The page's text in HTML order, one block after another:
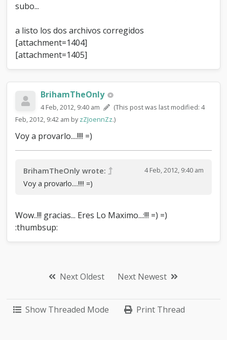
subo...
a listo los dos archivos corregidos
[attachment=1404]
[attachment=1405]
BrihamTheOnly
4 Feb, 2012, 9:40 am
(This post was last modified: 4
Feb, 2012, 9:42 am byzZJoennZz.)
Voy a provarlo....!!!! =)
4 Feb, 2012, 9:40 am
BrihamTheOnly wrote:
Voy a provarlo....!!!! =)
Wow..!!! gracias... Eres Lo Maximo...:!!! =) =)
:thumbsup:
Next Oldest Next Newest
Show Threaded Mode Print Thread